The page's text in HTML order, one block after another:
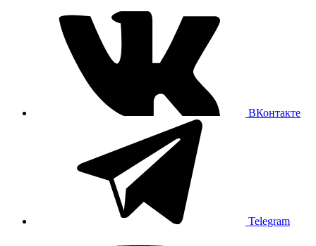
ВКонтакте
Telegram